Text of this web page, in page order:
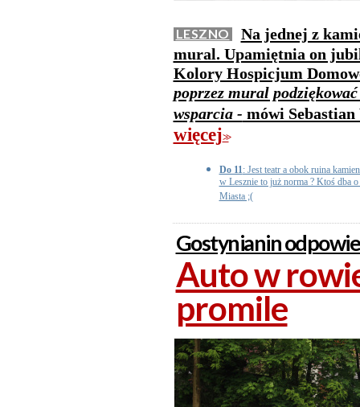
LESZNO
Na jednej z
mural. Upamiętnia on
Kolory Hospicjum
poprzez mural
wsparcia - mówi
więcej>>
Do 11: Jest teatr a obok ruina
w Lesznie to już norma ? Ktoś dba
Miasta ;(
Gostynianin
Auto w
promile